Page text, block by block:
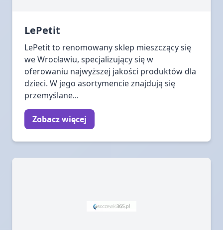
LePetit
LePetit to renomowany sklep mieszczący się
we Wrocławiu, specjalizujący się w
oferowaniu najwyższej jakości produktów dla
dzieci. W jego asortymencie znajdują się
przemyślane...
Zobacz więcej